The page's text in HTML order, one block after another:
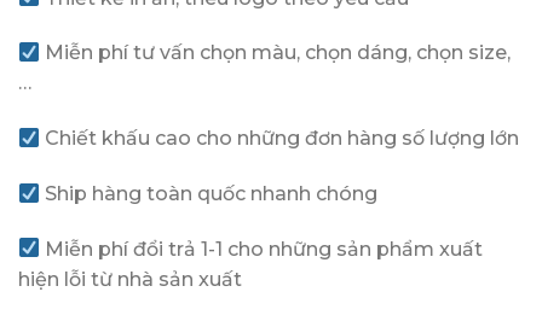
Miễn phí tư vấn chọn màu, chọn dáng, chọn size,
…
Chiết khấu cao cho những đơn hàng số lượng lớn
Ship hàng toàn quốc nhanh chóng
Miễn phí đổi trả 1-1 cho những sản phẩm xuất
hiện lỗi từ nhà sản xuất